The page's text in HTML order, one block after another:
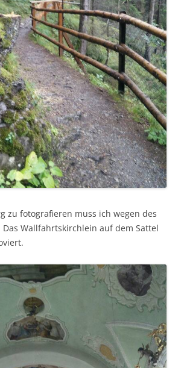
zu fotografieren muss ich wegen des
Das Wallfahrtskirchlein auf dem Sattel